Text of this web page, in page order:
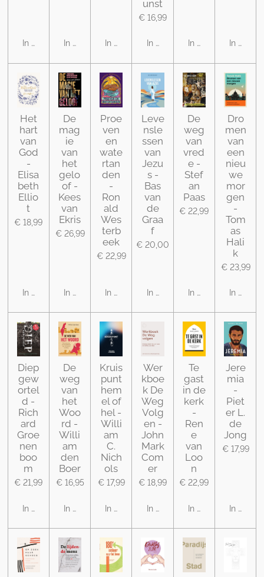
In winkelwagenIn winkelwagenIn winkelwagen
unst
€ 16,99
In winkelwagenIn winkelwagen
In
Het
hart
van
God
-
Elisa
beth
Ellio
t
€ 18,99
In winkelwagen
De
mag
ie
van
het
gelo
of -
Kees
van
Ekris
€ 26,99
In winkelwagen
Proe
ven
en
wate
rtan
den
-
Ron
ald
Wes
terb
eek
€ 22,99
In winkelwagen
Leve
nsle
ssen
van
Jezu
s -
Bas
van
de
Graa
f
€ 20,00
In winkelwagen
De
weg
van
vred
e -
Stef
an
Paas
€ 22,99
In winkelwagen
Dro
men
van
een
nieu
we
mor
gen
-
Tom
as
Hali
k
€ 23,99
In
Diep
gew
ortel
d -
Rich
ard
Groe
nen
boo
m
€ 21,99
In winkelwagen
De
weg
van
het
Woo
rd -
Willi
am
den
Boer
€ 16,95
In winkelwagen
Kruis
punt
hem
el of
hel -
Willi
am
C.
Nich
ols
€ 17,99
In winkelwagen
Wer
kboe
k De
Weg
Volg
en -
John
Mark
Com
er
€ 18,99
In winkelwagen
Te
gast
in de
kerk
-
Ren
e
van
Loo
n
€ 22,99
In winkelwagen
Jere
mia
-
Piet
er L.
de
Jong
€ 17,99
In